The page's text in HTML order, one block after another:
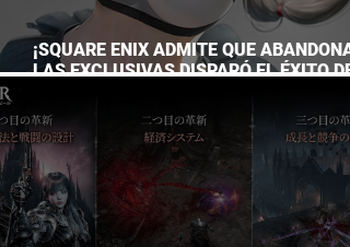
¡SQUARE ENIX ADMITE QUE
LAS EXCLUSIVAS DISPARÓ EL ÉXITO DE